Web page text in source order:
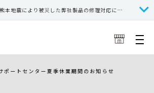
地震により被災した弊社製品の修理対応につきまして
ポートセンター夏季休業期間のお知らせ